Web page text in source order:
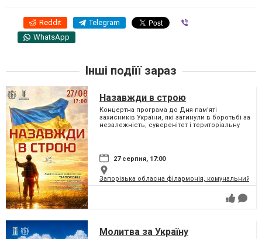
Reddit Telegram
WhatsApp
Інші подіїї зараз
Назавжди в строю
Концертна програма до Дня пам’яті
захисників України, які загинули в боротьбі за
незалежність, суверенітет і територіальну
27 серпня, 17:00
Запорізька обласна філармонія, комунальний
Молитва за Україну